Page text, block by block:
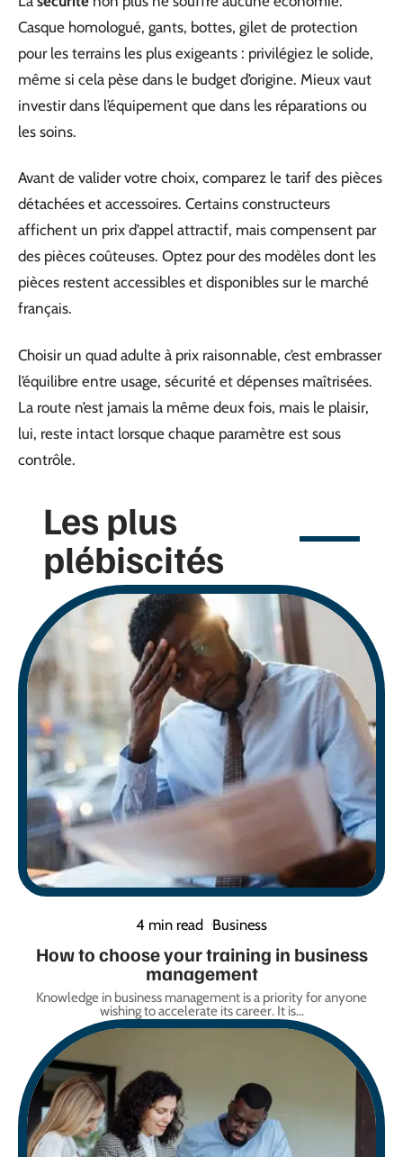
Casque homologué, gants, bottes, gilet de protection
pour les terrains les plus exigeants : privilégiez le solide,
même si cela pèse dans le budget d’origine. Mieux vaut
investir dans l’équipement que dans les réparations ou
les soins.
Avant de valider votre choix, comparez le tarif des pièces
détachées et accessoires. Certains constructeurs
affichent un prix d’appel attractif, mais compensent par
des pièces coûteuses. Optez pour des modèles dont les
pièces restent accessibles et disponibles sur le marché
français.
Choisir un quad adulte à prix raisonnable, c’est embrasser
l’équilibre entre usage, sécurité et dépenses maîtrisées.
La route n’est jamais la même deux fois, mais le plaisir,
lui, reste intact lorsque chaque paramètre est sous
contrôle.
Les plus
plébiscités
4 min read Business
How to choose your training in business
management
Knowledge in business management is a priority for anyone
wishing to accelerate its career. It is…